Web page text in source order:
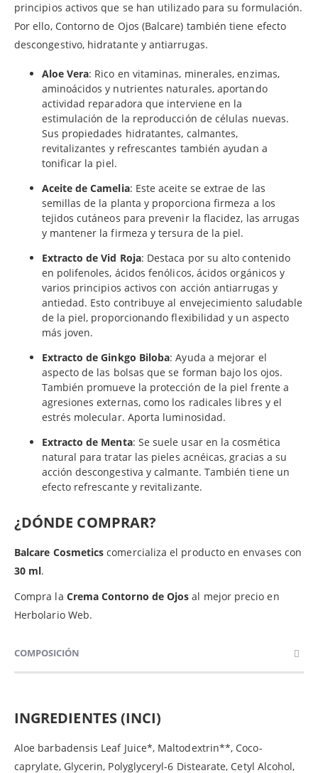
principios activos que se han utilizado para su formulación.
Por ello, Contorno de Ojos (Balcare) también tiene efecto
descongestivo, hidratante y antiarrugas.
Aloe Vera: Rico en vitaminas, minerales, enzimas,
aminoácidos y nutrientes naturales, aportando
actividad reparadora que interviene en la
estimulación de la reproducción de células nuevas.
Sus propiedades hidratantes, calmantes,
revitalizantes y refrescantes también ayudan a
tonificar la piel.
Aceite de Camelia: Este aceite se extrae de las
semillas de la planta y proporciona firmeza a los
tejidos cutáneos para prevenir la flacidez, las arrugas
y mantener la firmeza y tersura de la piel.
Extracto de Vid Roja: Destaca por su alto contenido
en polifenoles, ácidos fenólicos, ácidos orgánicos y
varios principios activos con acción antiarrugas y
antiedad. Esto contribuye al envejecimiento saludable
de la piel, proporcionando flexibilidad y un aspecto
más joven.
Extracto de Ginkgo Biloba: Ayuda a mejorar el
aspecto de las bolsas que se forman bajo los ojos.
También promueve la protección de la piel frente a
agresiones externas, como los radicales libres y el
estrés molecular. Aporta luminosidad.
Extracto de Menta: Se suele usar en la cosmética
natural para tratar las pieles acnéicas, gracias a su
acción descongestiva y calmante. También tiene un
efecto refrescante y revitalizante.
¿DÓNDE COMPRAR?
Balcare Cosmetics comercializa el producto en envases con
30 ml.
Compra la Crema Contorno de Ojos al mejor precio en
Herbolario Web.
COMPOSICIÓN
INGREDIENTES (INCI)
Aloe barbadensis Leaf Juice*, Maltodextrin**, Coco-
caprylate, Glycerin, Polyglyceryl-6 Distearate, Cetyl Alcohol,